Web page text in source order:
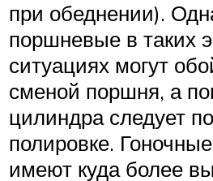
при обеднении).
поршневые в таких
ситуациях могут
сменой поршня, а
цилиндра следует
полировке.
имеют куда более